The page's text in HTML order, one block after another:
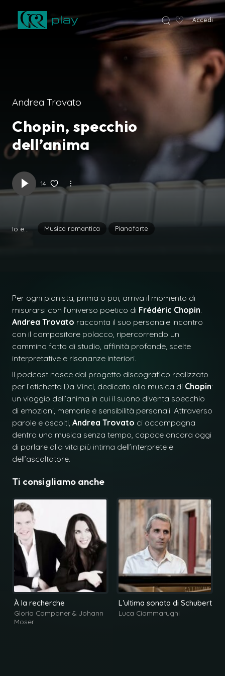
♡ Accedi
Andrea Trovato
Chopin, specchio
dell’anima
14
Io e... Musica romantica Pianoforte
Per ogni pianista, prima o poi, arriva il momento di
misurarsi con l’universo poetico di Frédéric Chopin.
Andrea Trovato racconta il suo personale incontro
con il compositore polacco, ripercorrendo un
cammino fatto di studio, affinità profonde, scelte
interpretative e risonanze interiori.
Il podcast nasce dal progetto discografico realizzato
per l’etichetta Da Vinci, dedicato alla musica di Chopin:
un viaggio dell’anima in cui il suono diventa specchio
di emozioni, memorie e sensibilità personali. Attraverso
parole e ascolti, Andrea Trovato ci accompagna
dentro una musica senza tempo, capace ancora oggi
di parlare alla vita più intima dell’interprete e
dell’ascoltatore.
Ti consigliamo anche
À la recherche
Gloria Campaner & Johann
Moser
L’ultima sonata di Schubert
Luca Ciammarughi